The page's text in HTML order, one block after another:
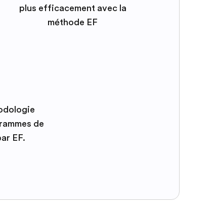
plus efficacement avec la
méthode EF
de
EF.